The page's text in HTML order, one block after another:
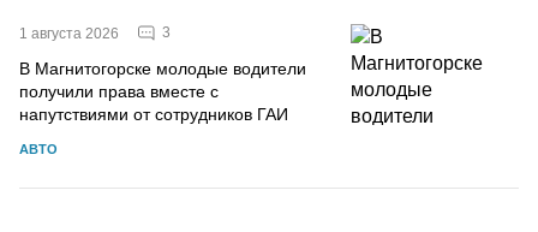
1 августа 2026 3
В Магнитогорске молодые водители
получили права вместе с
напутствиями от сотрудников ГАИ
АВТО